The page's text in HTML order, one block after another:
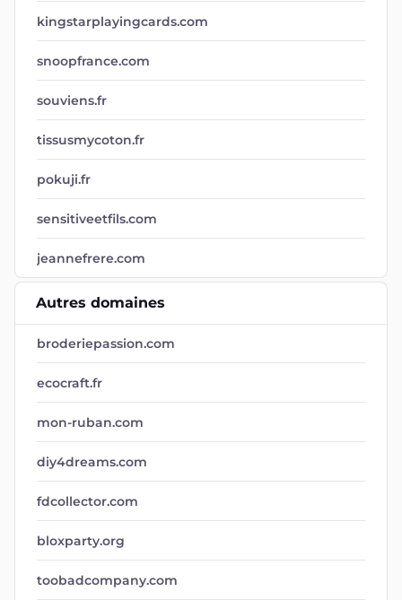
kingstarplayingcards.com
snoopfrance.com
souviens.fr
tissusmycoton.fr
pokuji.fr
sensitiveetfils.com
jeannefrere.com
Autres domaines
broderiepassion.com
ecocraft.fr
mon-ruban.com
diy4dreams.com
fdcollector.com
bloxparty.org
toobadcompany.com